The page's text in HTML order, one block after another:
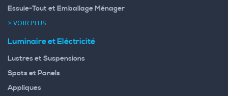
Essuie-Tout et Emballage Ménager
> VOIR PLUS
Luminaire et Eléctricité
Lustres et Suspensions
Spots et Panels
Appliques